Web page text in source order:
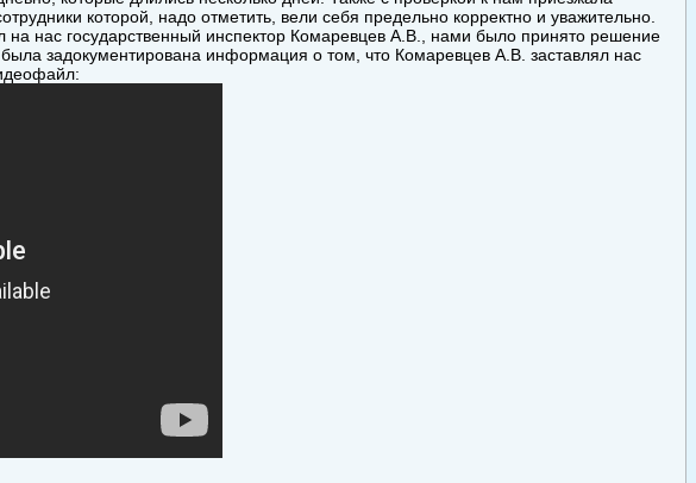
которой, надо отметить, вели себя предельно корректно и уважительно.
на нас государственный инспектор Комаревцев А.В., нами было принято решение
задокументирована информация о том, что Комаревцев А.В. заставлял нас